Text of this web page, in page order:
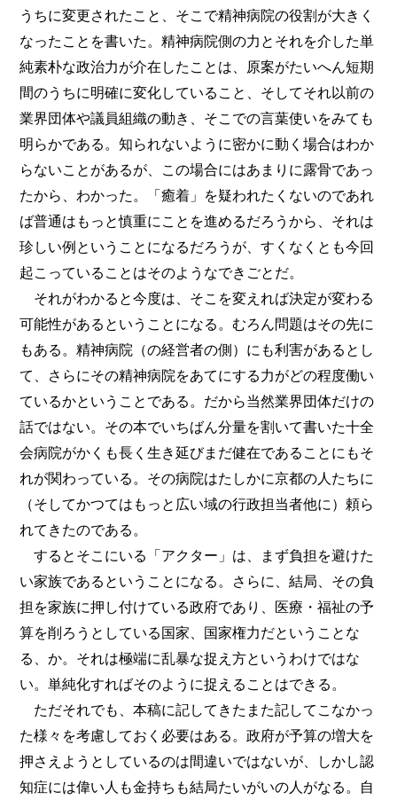
うちに変更されたこと、そこで精神病院の役割が大きく
なったことを書いた。精神病院側の力とそれを介した単
純素朴な政治力が介在したことは、原案がたいへん短期
間のうちに明確に変化していること、そしてそれ以前の
業界団体や議員組織の動き、そこでの言葉使いをみても
明らかである。知られないように密かに動く場合はわか
らないことがあるが、この場合にはあまりに露骨であっ
たから、わかった。「癒着」を疑われたくないのであれ
ば普通はもっと慎重にことを進めるだろうから、それは
珍しい例ということになるだろうが、すくなくとも今回
起こっていることはそのようなできごとだ。
それがわかると今度は、そこを変えれば決定が変わる
可能性があるということになる。むろん問題はその先に
もある。精神病院（の経営者の側）にも利害があるとし
て、さらにその精神病院をあてにする力がどの程度働い
ているかということである。だから当然業界団体だけの
話ではない。その本でいちばん分量を割いて書いた十全
会病院がかくも長く生き延びまだ健在であることにもそ
れが関わっている。その病院はたしかに京都の人たちに
（そしてかつてはもっと広い域の行政担当者他に）頼ら
れてきたのである。
するとそこにいる「アクター」は、まず負担を避けた
い家族であるということになる。さらに、結局、その負
担を家族に押し付けている政府であり、医療・福祉の予
算を削ろうとしている国家、国家権力だということな
る、か。それは極端に乱暴な捉え方というわけではな
い。単純化すればそのように捉えることはできる。
ただそれでも、本稿に記してきたまた記してこなかっ
た様々を考慮しておく必要はある。政府が予算の増大を
押さえようとしているのは間違いではないが、しかし認
知症には偉い人も金持ちも結局たいがいの人がなる。自